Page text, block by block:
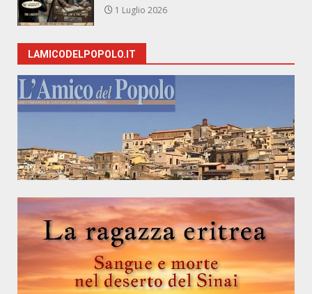
1 Luglio 2026
LAMICODELPOPOLO.IT